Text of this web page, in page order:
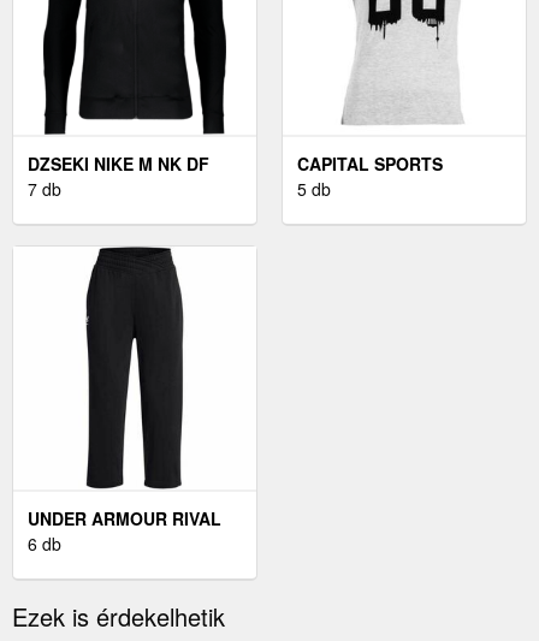
DZSEKI NIKE M NK DF
STRK24 TRK JKT K
7 db
CAPITAL SPORTS
BEFORCE, EDZŐ TRIKÓ,
5 db
UNDER ARMOUR RIVAL
NŐI MELEGÍTŐNADRÁG,
6 db
Ezek is érdekelhetik